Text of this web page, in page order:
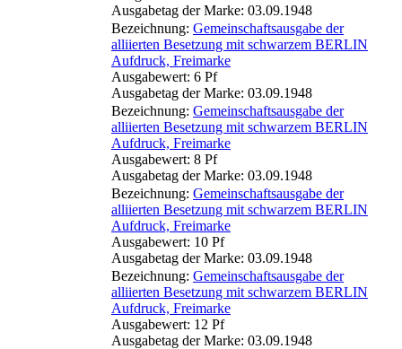
Ausgabetag der Marke: 03.09.1948
Bezeichnung: Gemeinschaftsausgabe der
alliierten Besetzung mit schwarzem BERLIN
Aufdruck, Freimarke
Ausgabewert: 6 Pf
Ausgabetag der Marke: 03.09.1948
Bezeichnung: Gemeinschaftsausgabe der
alliierten Besetzung mit schwarzem BERLIN
Aufdruck, Freimarke
Ausgabewert: 8 Pf
Ausgabetag der Marke: 03.09.1948
Bezeichnung: Gemeinschaftsausgabe der
alliierten Besetzung mit schwarzem BERLIN
Aufdruck, Freimarke
Ausgabewert: 10 Pf
Ausgabetag der Marke: 03.09.1948
Bezeichnung: Gemeinschaftsausgabe der
alliierten Besetzung mit schwarzem BERLIN
Aufdruck, Freimarke
Ausgabewert: 12 Pf
Ausgabetag der Marke: 03.09.1948